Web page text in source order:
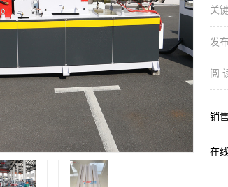
关
发
阅
销
在